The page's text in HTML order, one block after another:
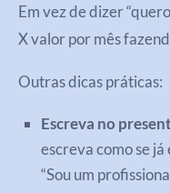
Em vez de dizer
X valor por mês
Outras dicas práticas:
Escreva no
escreva como se
“Sou um